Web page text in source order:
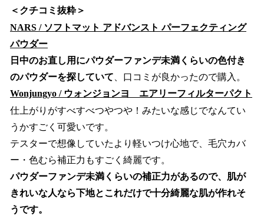
＜クチコミ抜粋＞
NARS / ソフトマット アドバンスト パーフェクティング
パウダー
日中のお直し用にパウダーファンデ未満くらいの色付き
のパウダーを探していて 、口コミが良かったので購入。
Wonjungyo / ウォンジョンヨ エアリーフィルターパクト
仕上がりがすべすべつやつや！みたいな感じでなんてい
うかすごく可愛いです。
テスターで想像していたより軽いつけ心地で、毛穴カバ
ー・色むら補正力もすごく綺麗です。
パウダーファンデ未満くらいの補正力があるので、肌が
きれいな人なら下地とこれだけで十分綺麗な肌が作れそ
うです。